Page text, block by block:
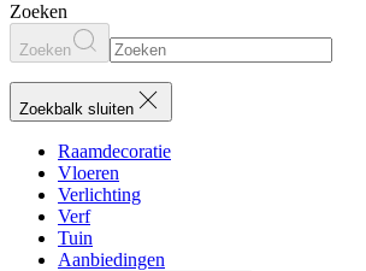
Zoeken
Zoeken
Zoekbalk sluiten
Raamdecoratie
Vloeren
Verlichting
Verf
Tuin
Aanbiedingen